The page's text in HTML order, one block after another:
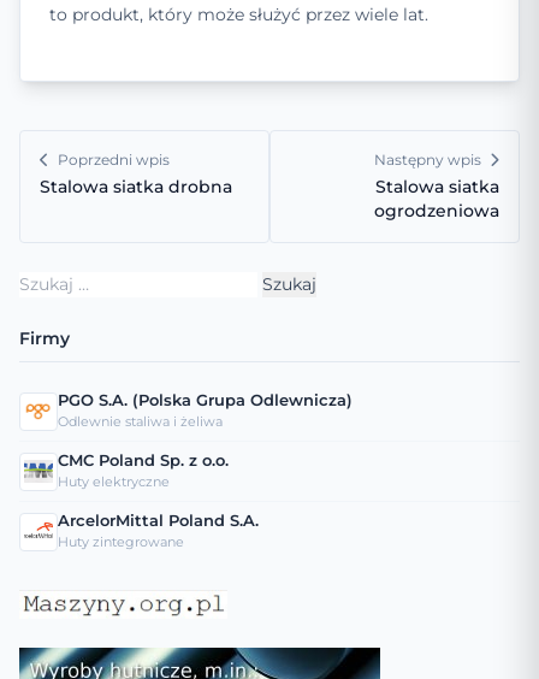
to produkt, który może służyć przez wiele lat.
Poprzedni wpis
Stalowa siatka drobna
Następny wpis
Stalowa siatka
ogrodzeniowa
Szukaj:
Firmy
PGO S.A. (Polska Grupa Odlewnicza)
Odlewnie staliwa i żeliwa
CMC Poland Sp. z o.o.
Huty elektryczne
ArcelorMittal Poland S.A.
Huty zintegrowane